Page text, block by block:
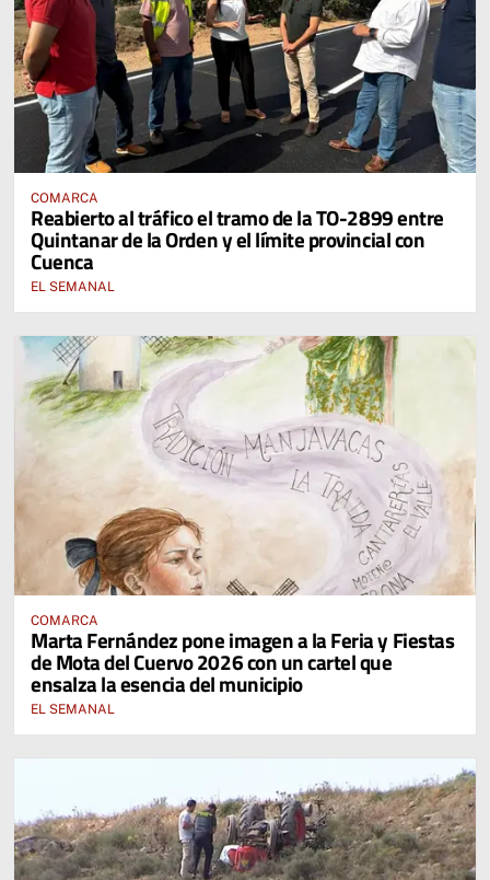
COMARCA
Reabierto al tráfico el tramo de la TO-2899 entre
Quintanar de la Orden y el límite provincial con
Cuenca
EL SEMANAL
COMARCA
Marta Fernández pone imagen a la Feria y Fiestas
de Mota del Cuervo 2026 con un cartel que
ensalza la esencia del municipio
EL SEMANAL